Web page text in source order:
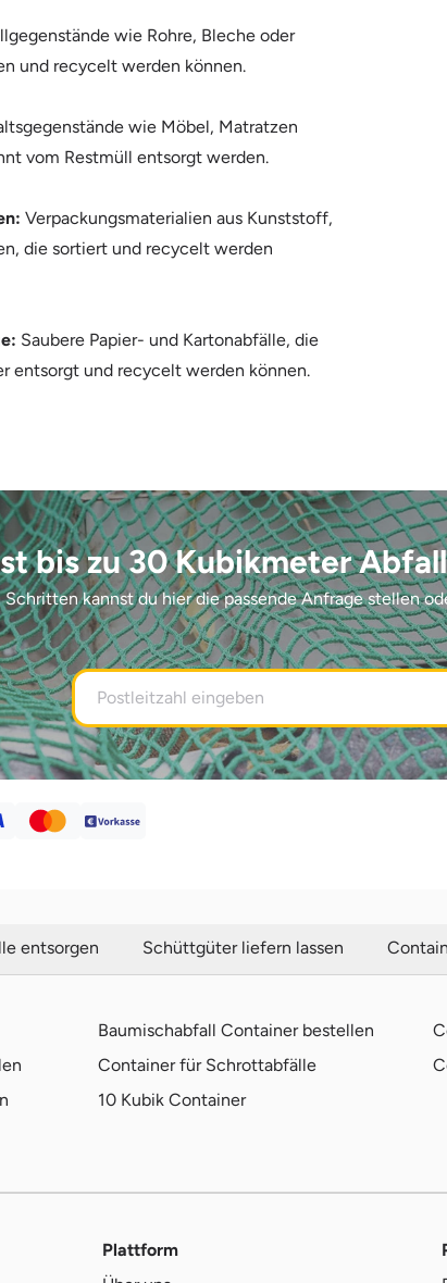
wie Rohre, Bleche oder
und recycelt werden können.
wie Möbel, Matratzen
vom Restmüll entsorgt werden.
Verpackungsmaterialien aus Kunststoff,
die sortiert und recycelt werden
Saubere Papier- und Kartonabfälle, die
entsorgt und recycelt werden können.
bis zu 30 Kubikmeter
kannst du hier die passende Anfrage stellen
entsorgen Schüttgüter liefern lassen
Baumischabfall Container bestellen
Container für Schrottabfälle
10 Kubik Container
Plattform